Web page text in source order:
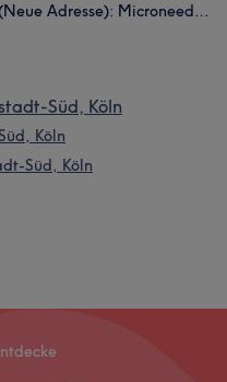
Praxis für Ästhetik Elena Nazaret (Neue Adresse): Microneedling, Pilates, Diodenlaser, Aquafacial
Süd, Köln
Köln
Süd, Köln